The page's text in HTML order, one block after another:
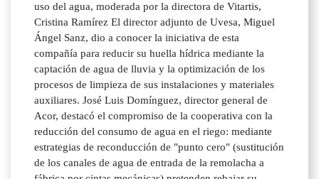
uso del agua, moderada por la directora de Vitartis,
Cristina Ramírez El director adjunto de Uvesa, Miguel
Ángel Sanz, dio a conocer la iniciativa de esta
compañía para reducir su huella hídrica mediante la
captación de agua de lluvia y la optimización de los
procesos de limpieza de sus instalaciones y materiales
auxiliares. José Luis Domínguez, director general de
Acor, destacó el compromiso de la cooperativa con la
reducción del consumo de agua en el riego: mediante
estrategias de reconducción de "punto cero" (sustitución
de los canales de agua de entrada de la remolacha a